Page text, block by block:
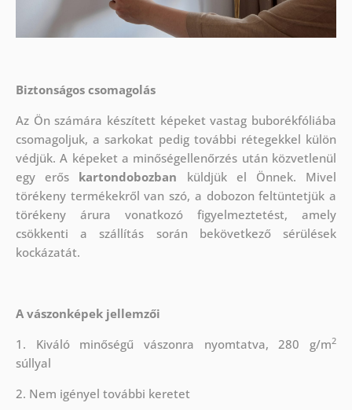
Biztonságos csomagolás
Az Ön számára készített képeket vastag buborékfóliába
csomagoljuk, a sarkokat pedig további rétegekkel külön
védjük.A képeket a minőségellenőrzés után közvetlenül
egy erős kartondobozban küldjük el Önnek. Mivel
törékeny termékekről van szó, a dobozon feltüntetjük a
törékeny árura vonatkozó figyelmeztetést, amely
csökkenti a szállítás során bekövetkező sérülések
kockázatát.
A vászonképek jellemzői
1. Kiváló minőségű vászonra nyomtatva, 280 g/m2
súllyal
2. Nem igényel további keretet